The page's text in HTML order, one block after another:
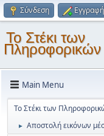
Σύνδεση Εγγραφή
Το Στέκι των
Πληροφορικών
Main Menu
Το Στέκι των
► Αποστολή εικόνων